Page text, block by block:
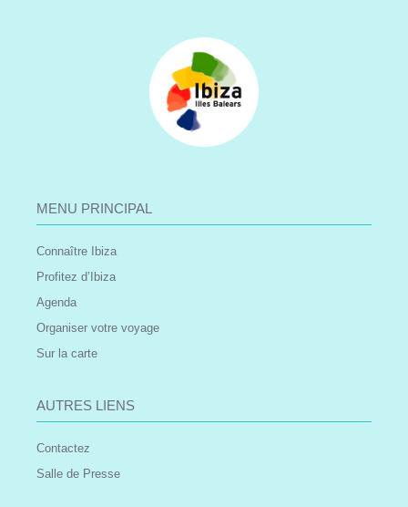
MENU PRINCIPAL
Connaître Ibiza
Profitez d’Ibiza
Agenda
Organiser votre voyage
Sur la carte
AUTRES LIENS
Contactez
Salle de Presse